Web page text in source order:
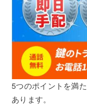
5つのポイントを満
あります。